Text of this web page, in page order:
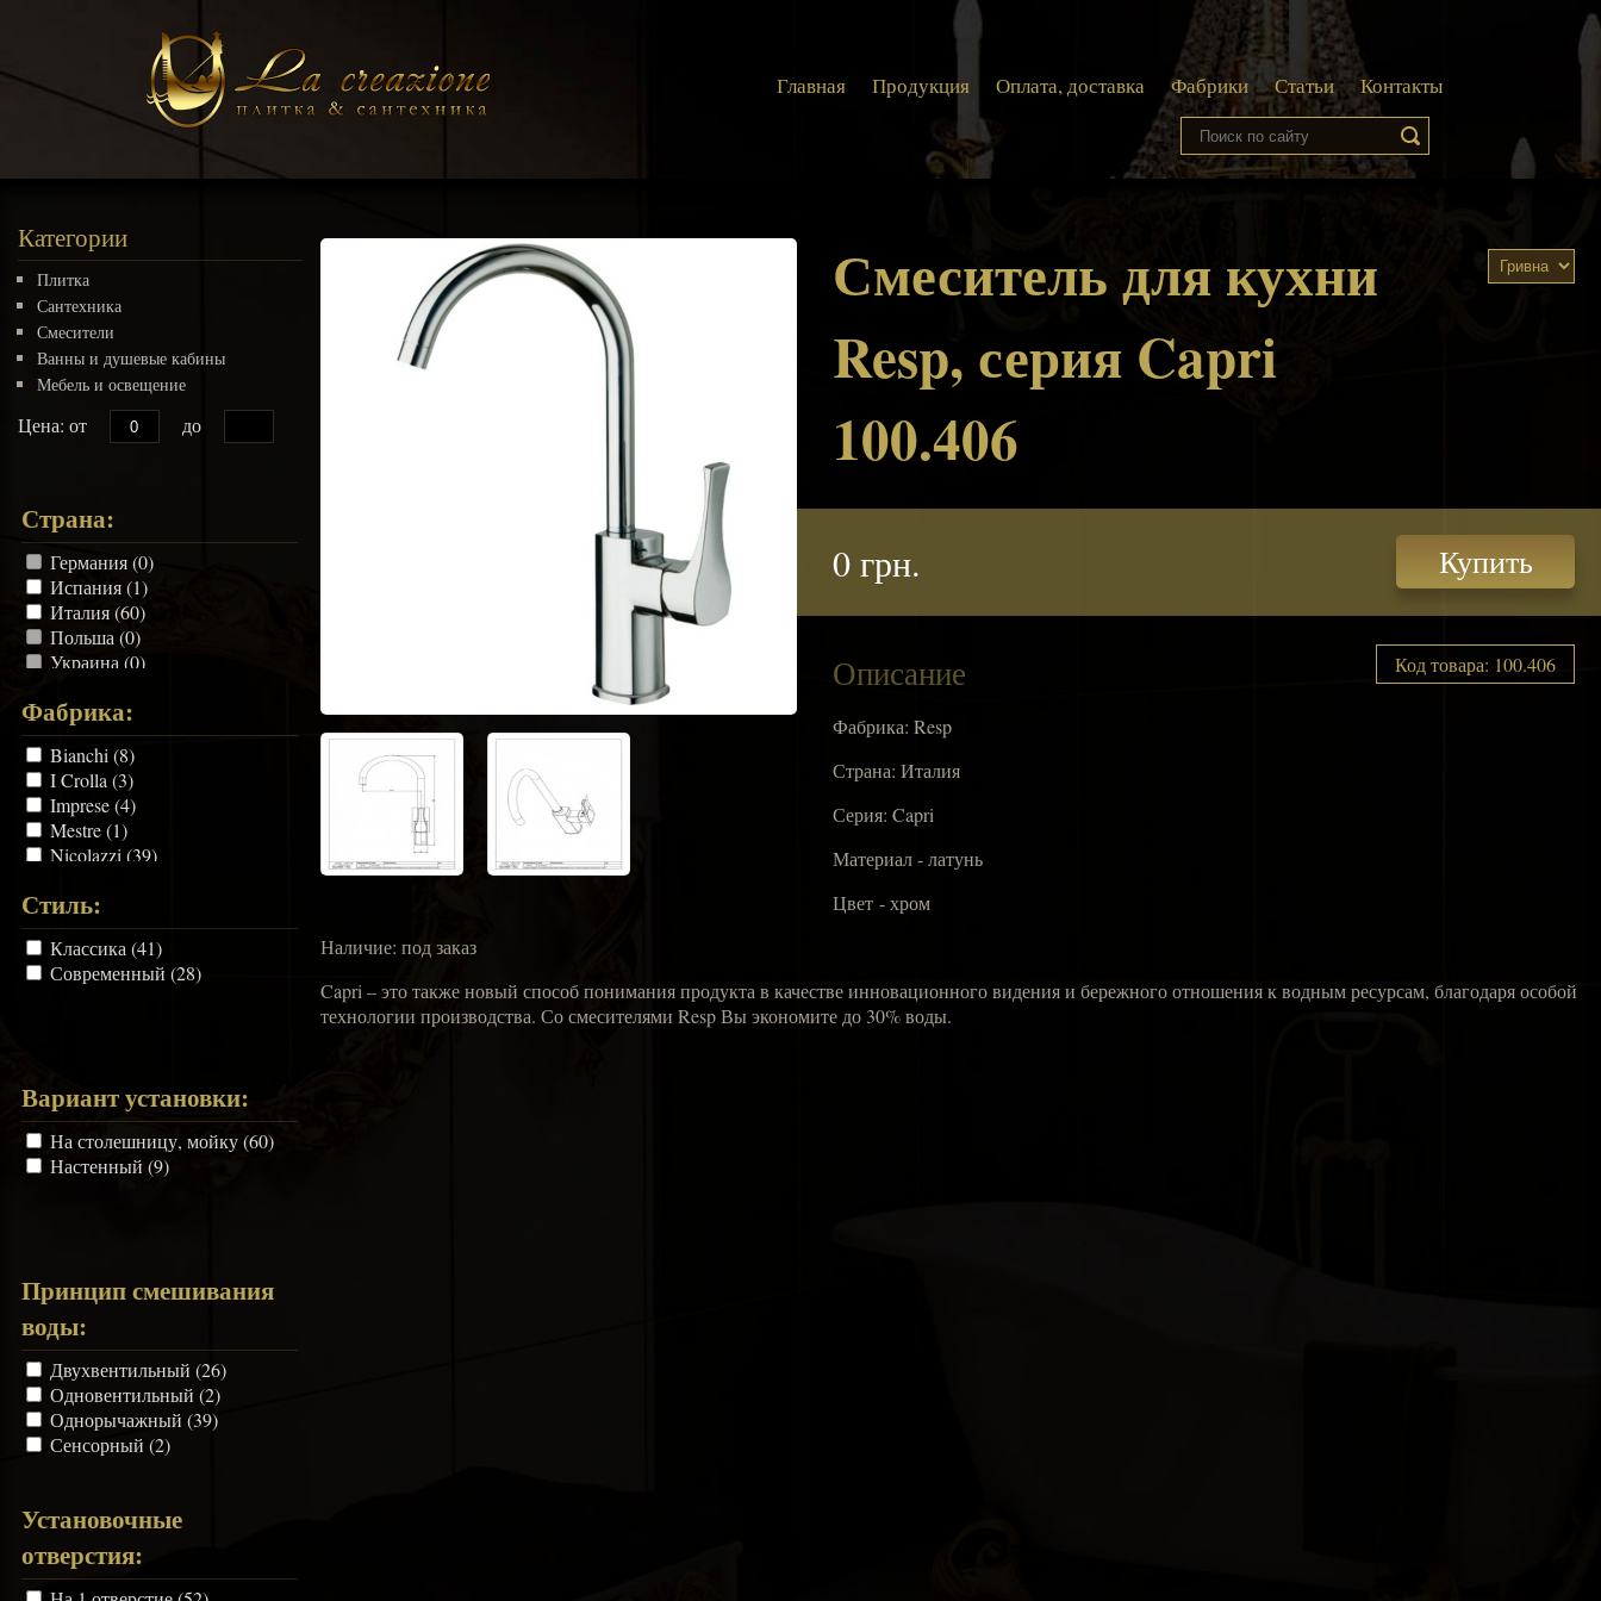
Главная Продукция Оплата, доставка Фабрики Статьи Контакты
Категории
Плитка
Сантехника
Смесители
Ванны и душевые кабины
Мебель и освещение
Цена: от до
Страна:
Германия (0)
Испания (1)
Италия (60)
Польша (0)
Украина (0)
Чехия (4)
Фабрика:
Bianchi (8)
I Crolla (3)
Imprese (4)
Mestre (1)
Nicolazzi (39)
Resp (10)
Стиль:
Классика (41)
Современный (28)
Вариант установки:
На столешницу, мойку (60)
Настенный (9)
Принцип смешивания
воды:
Двухвентильный (26)
Одновентильный (2)
Однорычажный (39)
Сенсорный (2)
Установочные
отверстия:
Смеситель для кухни
Resp, серия Capri
100.406
0 грн. Купить
Описание Код товара: 100.406
Фабрика: Resp
Страна: Италия
Серия: Capri
Материал - латунь
Цвет - хром
Наличие: под заказ
Capri – это также новый способ понимания продукта в качестве инновационного видения и бережного отношения к водным ресурсам, благодаря особой
технологии производства. Со смесителями Resp Вы экономите до 30% воды.